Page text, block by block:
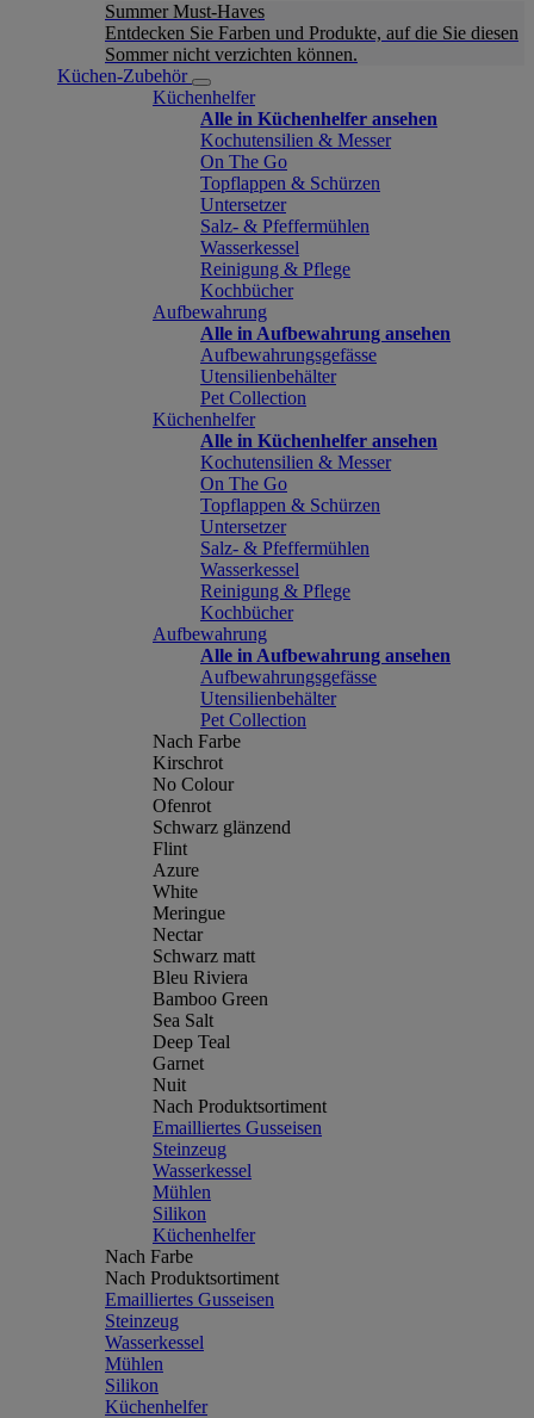
Summer Must-Haves
Entdecken Sie Farben und Produkte, auf die Sie diesen
Sommer nicht verzichten können.
Küchen-Zubehör
Küchenhelfer
Alle in Küchenhelfer ansehen
Kochutensilien & Messer
On The Go
Topflappen & Schürzen
Untersetzer
Salz- & Pfeffermühlen
Wasserkessel
Reinigung & Pflege
Kochbücher
Aufbewahrung
Alle in Aufbewahrung ansehen
Aufbewahrungsgefässe
Utensilienbehälter
Pet Collection
Küchenhelfer
Alle in Küchenhelfer ansehen
Kochutensilien & Messer
On The Go
Topflappen & Schürzen
Untersetzer
Salz- & Pfeffermühlen
Wasserkessel
Reinigung & Pflege
Kochbücher
Aufbewahrung
Alle in Aufbewahrung ansehen
Aufbewahrungsgefässe
Utensilienbehälter
Pet Collection
Nach Farbe
Kirschrot
No Colour
Ofenrot
Schwarz glänzend
Flint
Azure
White
Meringue
Nectar
Schwarz matt
Bleu Riviera
Bamboo Green
Sea Salt
Deep Teal
Garnet
Nuit
Nach Produktsortiment
Emailliertes Gusseisen
Steinzeug
Wasserkessel
Mühlen
Silikon
Küchenhelfer
Nach Farbe
Nach Produktsortiment
Emailliertes Gusseisen
Steinzeug
Wasserkessel
Mühlen
Silikon
Küchenhelfer